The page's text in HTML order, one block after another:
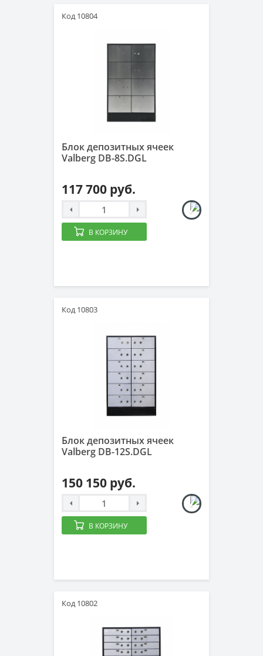
Код 10804
Блок депозитных ячеек
Valberg DB-8S.DGL
117 700 руб.
В КОРЗИНУ
Код 10803
Блок депозитных ячеек
Valberg DB-12S.DGL
150 150 руб.
В КОРЗИНУ
Код 10802